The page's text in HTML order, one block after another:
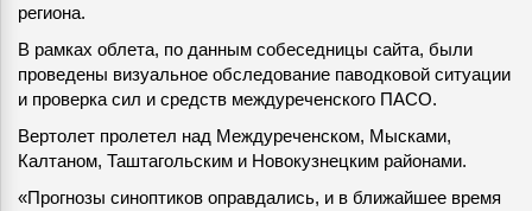
региона.
В рамках облета, по данным собеседницы сайта, были
проведены визуальное обследование паводковой ситуации
и проверка сил и средств междуреченского ПАСО.
Вертолет пролетел над Междуреченском, Мысками,
Калтаном, Таштагольским и Новокузнецким районами.
«Прогнозы синоптиков оправдались, и в ближайшее время